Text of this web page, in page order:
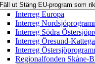
Fäll ut Stäng EU-program som
Interreg Europa
Interreg
Interreg Södra
Interreg Öresund-
Interreg
Regionalfonden Skåne-